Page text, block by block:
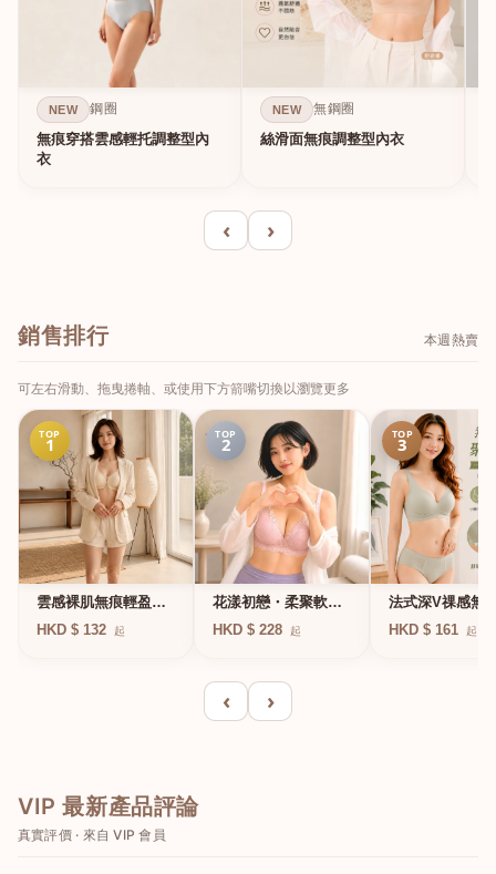
NEW 鋼圈
無痕穿搭雲感輕托調整型內
衣
NEW 無鋼圈
絲滑面無痕調整型內衣
‹ ›
銷售排行 本週熱賣
可左右滑動、拖曳捲軸、或使用下方箭嘴切換以瀏覽更多
TOP
1
雲感裸肌無痕輕盈無
鋼圈內衣
HKD $ 132 起
TOP
2
花漾初戀・柔聚軟鋼
圈蕾絲內衣
HKD $ 228 起
TOP
3
法式深V祼感無
凍軟支撐條無鋼
HKD $ 161 起
‹ ›
VIP 最新產品評論
真實評價 · 來自 VIP 會員